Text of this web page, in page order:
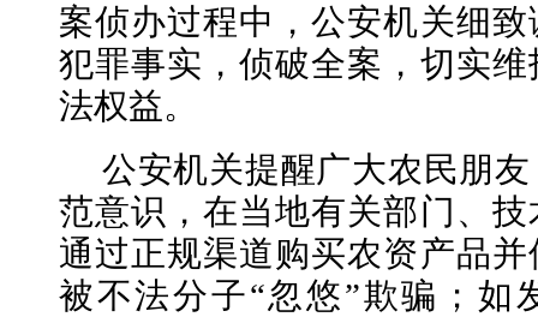
案侦办过程中，公安机关细
犯罪事实，侦破全案，切实
法权益。
公安机关提醒广大农民朋
范意识，在当地有关部门、
通过正规渠道购买农资产品
被不法分子“忽悠”欺骗；如